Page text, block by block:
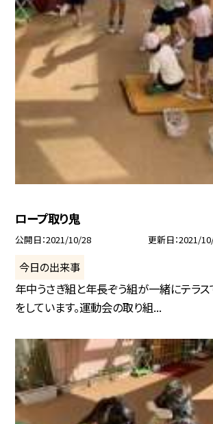
ロープ取り鬼
公開日 2021/10/28 更新日 2021/
今日の出来事
年中うさぎ組と年長ぞう組が一緒にテラ
をしています。運動会の取り組...